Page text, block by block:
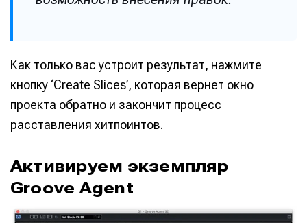
Как только вас устроит результат, нажмите
кнопку ‘Create Slices’, которая вернет окно
проекта обратно и закончит процесс
расставления хитпоинтов.
Активируем экземпляр
Groove Agent